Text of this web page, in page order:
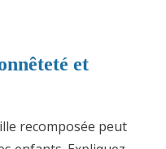
et
recomposée peut